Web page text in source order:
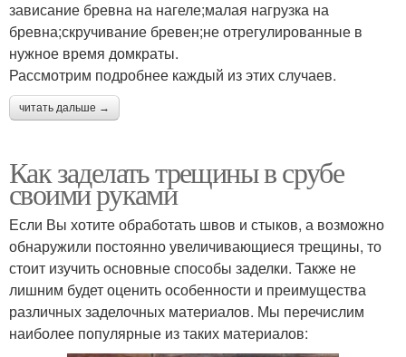
зависание бревна на нагеле;малая нагрузка на
бревна;скручивание бревен;не отрегулированные в
нужное время домкраты.
Рассмотрим подробнее каждый из этих случаев.
читать дальше →
Как заделать трещины в срубе
своими руками
Если Вы хотите обработать швов и стыков, а возможно
обнаружили постоянно увеличивающиеся трещины, то
стоит изучить основные способы заделки. Также не
лишним будет оценить особенности и преимущества
различных заделочных материалов. Мы перечислим
наиболее популярные из таких материалов: